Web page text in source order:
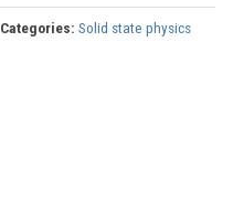
Categories: Solid state physics